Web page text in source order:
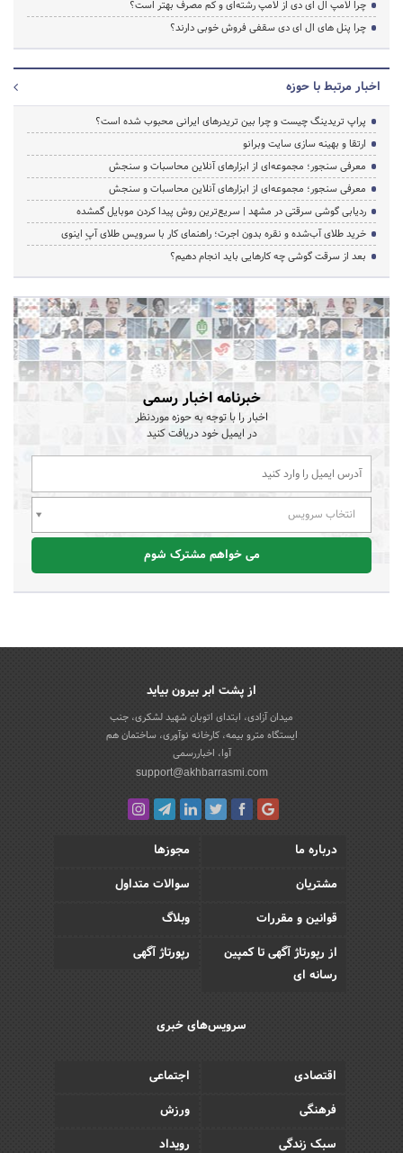
چرا لامپ ال ای دی از لامپ رشته‌ای و کم مصرف بهتر است؟
چرا پنل های ال ای دی سقفی فروش خوبی دارند؟
اخبار مرتبط با حوزه
پراپ تریدینگ چیست و چرا بین تریدرهای ایرانی محبوب شده است؟
ارتقا و بهینه سازی سایت وبرانو
معرفی سنجور؛ مجموعه‌ای از ابزارهای آنلاین محاسبات و سنجش
معرفی سنجور؛ مجموعه‌ای از ابزارهای آنلاین محاسبات و سنجش
ردیابی گوشی سرقتی در مشهد | سریع‌ترین روش پیدا کردن موبایل گمشده
خرید طلای آب‌شده و نقره بدون اجرت؛ راهنمای کار با سرویس طلای آپِ اینوی
بعد از سرقت گوشی چه کارهایی باید انجام دهیم؟
خبرنامه اخبار رسمی
اخبار را با توجه به حوزه موردنظر
در ایمیل خود دریافت کنید
انتخاب سرویس
می خواهم مشترک شوم
از پشت ابر بیرون بیاید
میدان آزادی، ابتدای اتوبان شهید لشکری، جنب
ایستگاه مترو بیمه، کارخانه نوآوری، ساختمان هم
آوا، اخباررسمی
support@akhbarrasmi.com
درباره ما
مجوزها
مشتریان
سوالات متداول
قوانین و مقررات
وبلاگ
از رپورتاژ آگهی تا کمپین
رسانه ای
رپورتاژ آگهی
سرویس‌های خبری
اقتصادی
اجتماعی
فرهنگی
ورزش
سبک زندگی
رویداد